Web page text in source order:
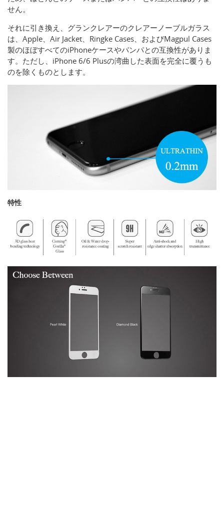
せん。
それに引き換え、グランクレアーのクレアーノーブルガラス
は、Apple、Air Jacket、Ringke Cases、およびMagpul Cases
製のほぼすべてのiPhoneケースやバンパとの互換性がありま
す。ただし、iPhone 6/6 Plusの湾曲した表面を完全に覆うも
のを除くものとします。
特性